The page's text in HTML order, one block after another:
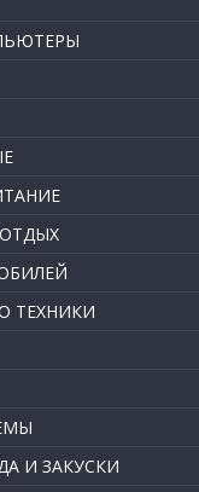
ТЕХНИКИ
И ЗАКУСКИ